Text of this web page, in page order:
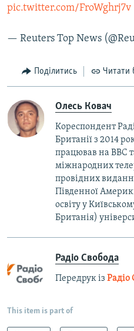
pic.twitter.com/FroWghrj7v
— Reuters Top News
Поділитись Читати
Олесь Ковач
Кореспондент
Британії з 2014
працював на BBC
міжнародних
провідних
Південної
освіту у
Британія)
Радіо Свобода
Передрук із Радіо
This item is part of